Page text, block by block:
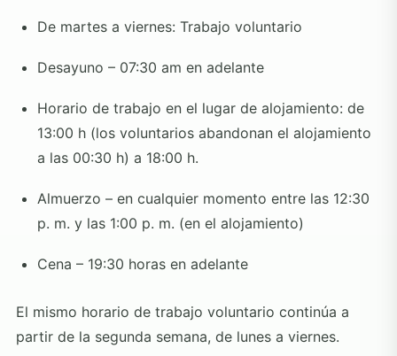
De martes a viernes: Trabajo voluntario
Desayuno – 07:30 am en adelante
Horario de trabajo en el lugar de alojamiento: de
13:00 h (los voluntarios abandonan el alojamiento
a las 00:30 h) a 18:00 h.
Almuerzo – en cualquier momento entre las 12:30
p. m. y las 1:00 p. m. (en el alojamiento)
Cena – 19:30 horas en adelante
El mismo horario de trabajo voluntario continúa a
partir de la segunda semana, de lunes a viernes.